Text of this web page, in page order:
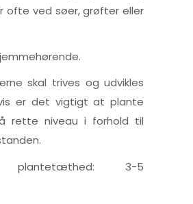
ofte ved søer, grøfter eller
skal trives og udvikles
er det vigtigt at plante
rette niveau i forhold til
plantetæthed: 3-5